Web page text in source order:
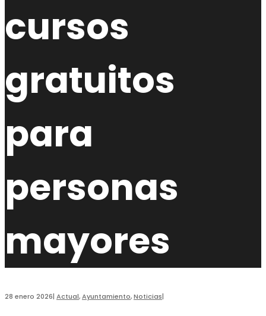
cursos
gratuitos
para
personas
mayores
28 enero 2026| Actual,Ayuntamiento,Noticias|